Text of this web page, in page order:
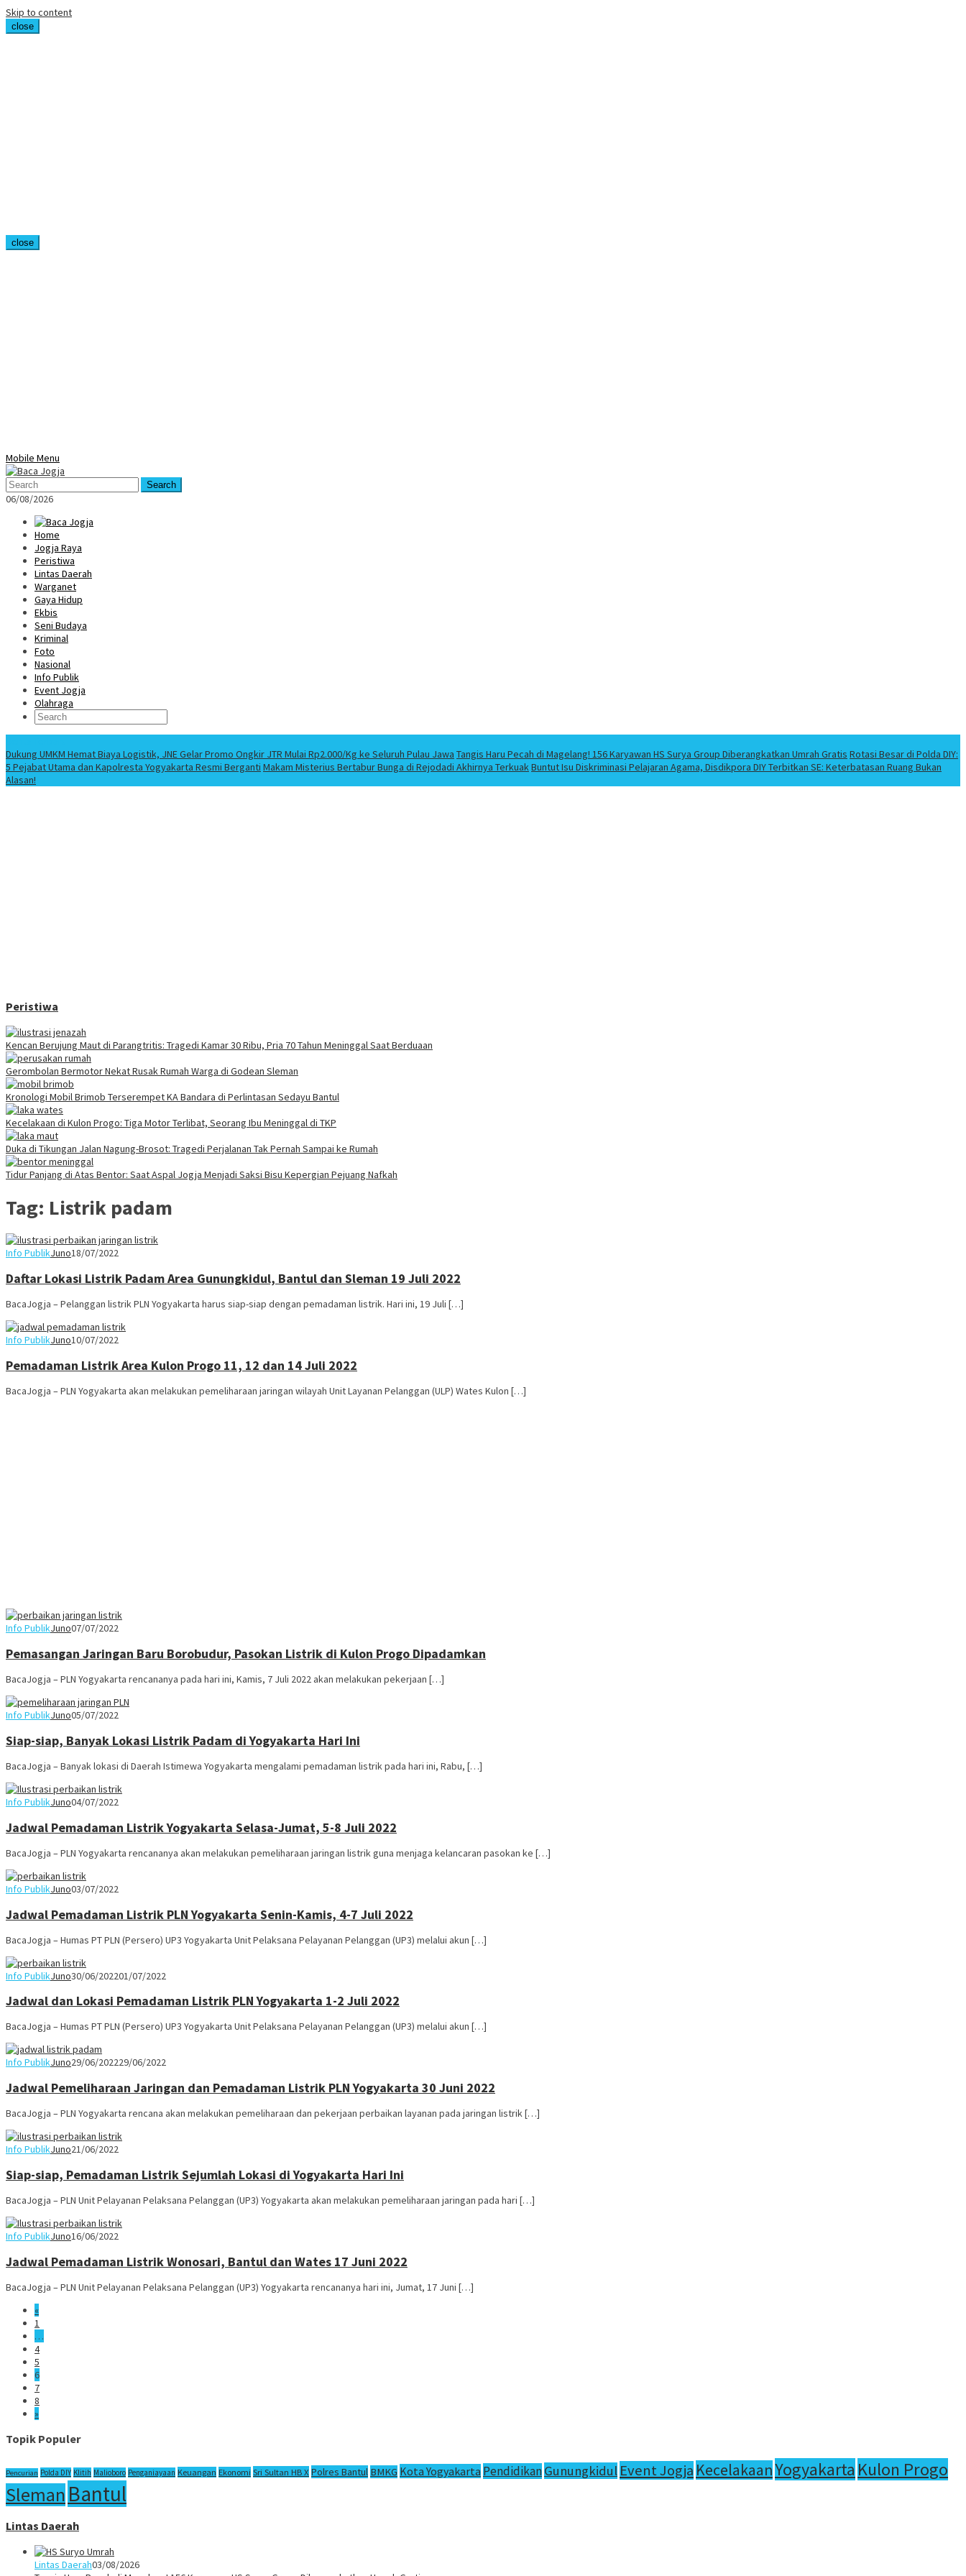
Skip to content
close
close
Mobile Menu
Search
06/08/2026
Home
Jogja Raya
Peristiwa
Lintas Daerah
Warganet
Gaya Hidup
Ekbis
Seni Budaya
Kriminal
Foto
Nasional
Info Publik
Event Jogja
Olahraga
Dukung UMKM Hemat Biaya Logistik, JNE Gelar Promo Ongkir JTR Mulai Rp2.000/Kg ke Seluruh Pulau Jawa Tangis Haru Pecah di Magelang! 156 Karyawan HS Surya Group Diberangkatkan Umrah Gratis Rotasi Besar di Polda DIY:
5 Pejabat Utama dan Kapolresta Yogyakarta Resmi Berganti Makam Misterius Bertabur Bunga di Rejodadi Akhirnya TerkuakBuntut Isu Diskriminasi Pelajaran Agama, Disdikpora DIY Terbitkan SE: Keterbatasan Ruang Bukan
Alasan!
Peristiwa
Kencan Berujung Maut di Parangtritis: Tragedi Kamar 30 Ribu, Pria 70 Tahun Meninggal Saat Berduaan
Gerombolan Bermotor Nekat Rusak Rumah Warga di Godean Sleman
Kronologi Mobil Brimob Terserempet KA Bandara di Perlintasan Sedayu Bantul
Kecelakaan di Kulon Progo: Tiga Motor Terlibat, Seorang Ibu Meninggal di TKP
Duka di Tikungan Jalan Nagung-Brosot: Tragedi Perjalanan Tak Pernah Sampai ke Rumah
Tidur Panjang di Atas Bentor: Saat Aspal Jogja Menjadi Saksi Bisu Kepergian Pejuang Nafkah
Tag: Listrik padam
Info PublikJuno18/07/2022
Daftar Lokasi Listrik Padam Area Gunungkidul, Bantul dan Sleman 19 Juli 2022
BacaJogja – Pelanggan listrik PLN Yogyakarta harus siap-siap dengan pemadaman listrik. Hari ini, 19 Juli […]
Info PublikJuno10/07/2022
Pemadaman Listrik Area Kulon Progo 11, 12 dan 14 Juli 2022
BacaJogja – PLN Yogyakarta akan melakukan pemeliharaan jaringan wilayah Unit Layanan Pelanggan (ULP) Wates Kulon […]
Info PublikJuno07/07/2022
Pemasangan Jaringan Baru Borobudur, Pasokan Listrik di Kulon Progo Dipadamkan
BacaJogja – PLN Yogyakarta rencananya pada hari ini, Kamis, 7 Juli 2022 akan melakukan pekerjaan […]
Info PublikJuno05/07/2022
Siap-siap, Banyak Lokasi Listrik Padam di Yogyakarta Hari Ini
BacaJogja – Banyak lokasi di Daerah Istimewa Yogyakarta mengalami pemadaman listrik pada hari ini, Rabu, […]
Info PublikJuno04/07/2022
Jadwal Pemadaman Listrik Yogyakarta Selasa-Jumat, 5-8 Juli 2022
BacaJogja – PLN Yogyakarta rencananya akan melakukan pemeliharaan jaringan listrik guna menjaga kelancaran pasokan ke […]
Info PublikJuno03/07/2022
Jadwal Pemadaman Listrik PLN Yogyakarta Senin-Kamis, 4-7 Juli 2022
BacaJogja – Humas PT PLN (Persero) UP3 Yogyakarta Unit Pelaksana Pelayanan Pelanggan (UP3) melalui akun […]
Info PublikJuno30/06/202201/07/2022
Jadwal dan Lokasi Pemadaman Listrik PLN Yogyakarta 1-2 Juli 2022
BacaJogja – Humas PT PLN (Persero) UP3 Yogyakarta Unit Pelaksana Pelayanan Pelanggan (UP3) melalui akun […]
Info PublikJuno29/06/202229/06/2022
Jadwal Pemeliharaan Jaringan dan Pemadaman Listrik PLN Yogyakarta 30 Juni 2022
BacaJogja – PLN Yogyakarta rencana akan melakukan pemeliharaan dan pekerjaan perbaikan layanan pada jaringan listrik […]
Info PublikJuno21/06/2022
Siap-siap, Pemadaman Listrik Sejumlah Lokasi di Yogyakarta Hari Ini
BacaJogja – PLN Unit Pelayanan Pelaksana Pelanggan (UP3) Yogyakarta akan melakukan pemeliharaan jaringan pada hari […]
Info PublikJuno16/06/2022
Jadwal Pemadaman Listrik Wonosari, Bantul dan Wates 17 Juni 2022
BacaJogja – PLN Unit Pelayanan Pelaksana Pelanggan (UP3) Yogyakarta rencananya hari ini, Jumat, 17 Juni […]
«
1
…
4
5
6
7
8
»
Topik Populer
Pencurian Polda DIY Klitih Malioboro Penganiayaan Keuangan Ekonomi Sri Sultan HB X Polres Bantul BMKG Kota Yogyakarta PendidikanGunungkidul Event Jogja KecelakaanYogyakarta Kulon Progo
Sleman Bantul
Lintas Daerah
Lintas Daerah03/08/2026